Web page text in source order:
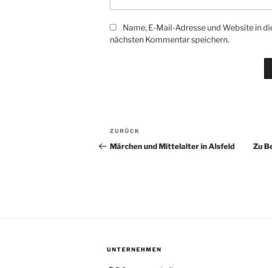
Name, E-Mail-Adresse und Website in
nächsten Kommentar speichern.
Beitragsnavigation
Vorheriger
Beitrag
ZURÜCK
Märchen und Mittelalter in Alsfeld
Zu
UNTERNEHMEN